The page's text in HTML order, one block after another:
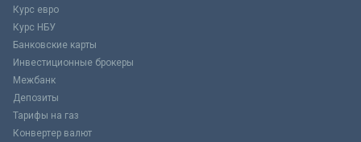
Курс евро
Курс НБУ
Банковские карты
Инвестиционные брокеры
Межбанк
Депозиты
Тарифы на газ
Конвертер валют